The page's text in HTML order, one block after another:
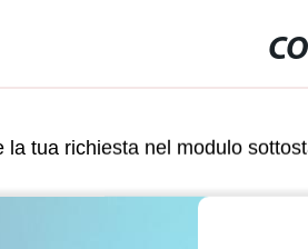
la tua richiesta nel modulo